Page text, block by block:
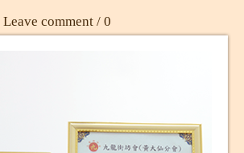
Leave comment / 0